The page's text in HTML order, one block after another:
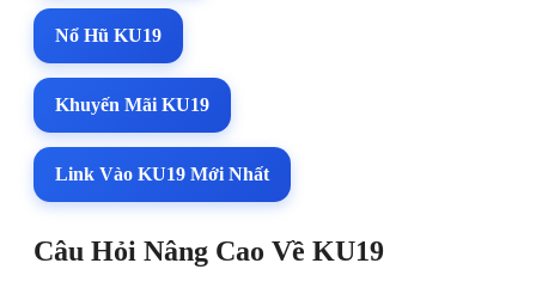
Nổ Hũ KU19
Khuyến Mãi KU19
Link Vào KU19 Mới Nhất
Câu Hỏi Nâng Cao Về KU19